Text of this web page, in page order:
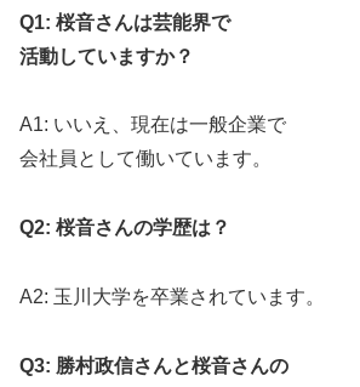
Q1: 桜音さんは芸能界で
活動していますか？
A1: いいえ、現在は一般企業で
会社員として働いています。
Q2: 桜音さんの学歴は？
A2: 玉川大学を卒業されています。
Q3: 勝村政信さんと桜音さんの